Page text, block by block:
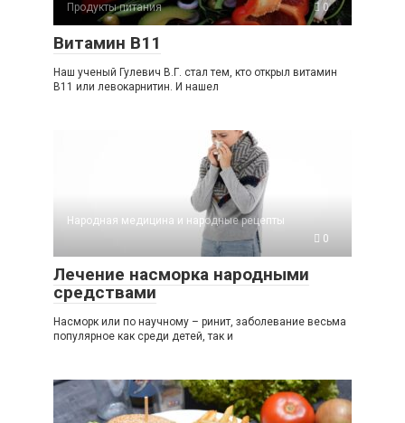
Продукты питания 0
Витамин B11
Наш ученый Гулевич В.Г. стал тем, кто открыл витамин
В11 или левокарнитин. И нашел
Народная медицина и народные рецепты
0
Лечение насморка народными
средствами
Насморк или по научному – ринит, заболевание весьма
популярное как среди детей, так и